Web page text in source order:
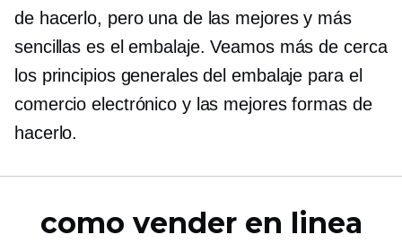
de hacerlo, pero una de las mejores y más
sencillas es el embalaje. Veamos más de cerca
los principios generales del embalaje para el
comercio electrónico y las mejores formas de
hacerlo.
como vender en linea